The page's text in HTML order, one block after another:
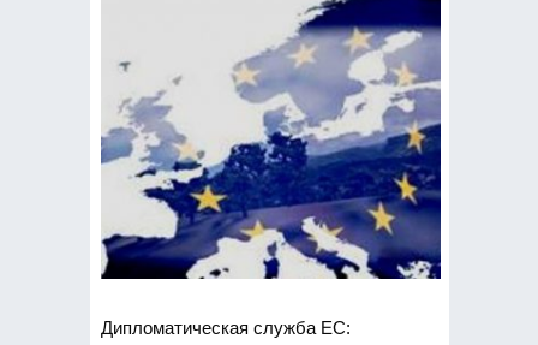
Дипломатическая служба ЕС: